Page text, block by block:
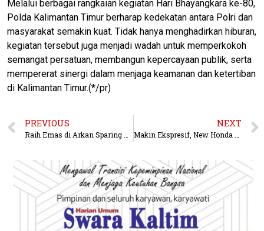
Melalui berbagai rangkaian kegiatan Hari Bhayangkara ke-80,
Polda Kalimantan Timur berharap kedekatan antara Polri dan
masyarakat semakin kuat. Tidak hanya menghadirkan hiburan,
kegiatan tersebut juga menjadi wadah untuk memperkokoh
semangat persatuan, membangun kepercayaan publik, serta
mempererat sinergi dalam menjaga keamanan dan ketertiban
di Kalimantan Timur.(*/pr)
PREVIOUS
Raih Emas di Arkan Sparing Night Vol. 10, Bripda Wahid Fajar Harumkan Nama Satbrimob Polda Kaltim
NEXT
Makin Ekspresif, New Honda BeAT Hadir Sesuai Gaya Hidup Terkini